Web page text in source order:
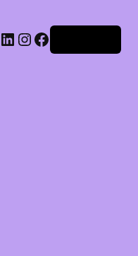
LinkedIn
Instagram
Facebook